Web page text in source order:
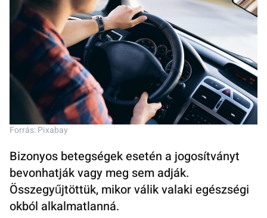
Forrás: Pixabay
Bizonyos betegségek esetén a jogosítványt
bevonhatják vagy meg sem adják.
Összegyűjtöttük, mikor válik valaki egészségi
okból alkalmatlanná.